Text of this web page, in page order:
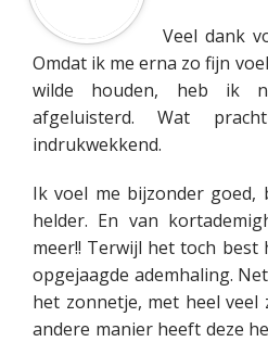
Veel dank
Omdat ik me erna zo fijn
wilde houden, heb ik
afgeluisterd. Wat
indrukwekkend.
Ik voel me bijzonder goed,
helder. En van
meer!! Terwijl het toch best
opgejaagde ademhaling.
het zonnetje, met heel
andere manier heeft deze